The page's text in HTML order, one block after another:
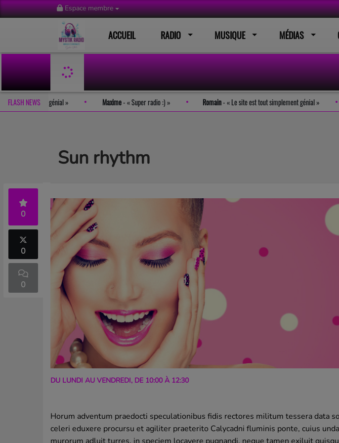
Espace membre
ACCUEIL RADIO MUSIQUE MÉDIAS
FLASH NEWS
site est tout simplement génial Maxime- Super radio :) Romain- Le site est tout simplement génial
Sun rhythm
0
0
0
DU LUNDI AU VENDREDI, DE 10:00 À 12:30
Horum adventum praedocti speculationibus fidis rectores militum tessera data
celeri eduxere procursu et agiliter praeterito Calycadni fluminis ponte, cuius